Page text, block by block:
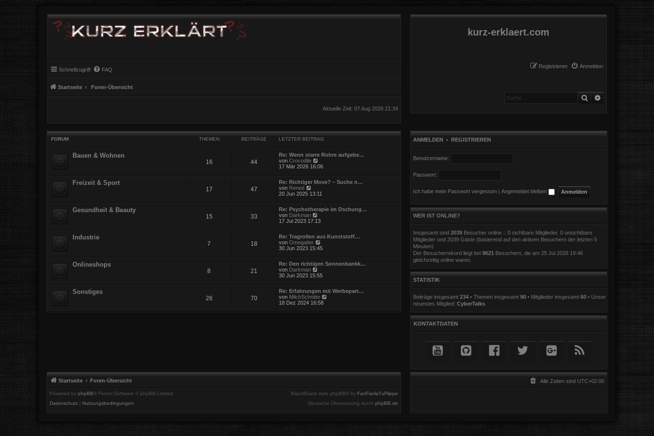
kurz-erklaert.com
Anmelden
Registrieren
Schnellzugriff FAQ
Startseite Foren-Übersicht
Suche Erweiterte Suche
Aktuelle Zeit: 07 Aug 2026 21:34
FORUM THEMEN BEITRÄGE LETZTER BEITRAG
Bauen & Wohnen
16 44
Re: Wenn starre Rohre aufgebe…
vonCrocodile
e
e
s
e
e
i
t
r
a
g
17 Mär 2026 16:06
Freizeit & Sport
17 47
Re: Richtiger Move? – Suche n…
von Reneé
e
e
s
t
e
e
i
t
r
a
g
20 Jun 2025 13:11
Gesundheit & Beauty
15 33
Re: Psychotherapie im Dschung…
von Darkman
e
e
s
t
e
e
i
t
r
a
g
17 Jul 2023 17:13
Industrie
7 18
Re: Tragrollen aus Kunststoff…
vonOmegatier
e
e
s
e
e
i
t
r
30 Jun 2023 15:45
Onlineshops
8 21
Re: Den richtigen Sonnenbankk…
von Darkman
e
e
s
t
e
30 Jun 2023 15:55
Sonstiges
26 70
Re: Erfahrungen mit Werbepart…
von MilchSchnitte
e
a
18 Dez 2024 16:58
ANMELDEN • REGISTRIEREN
Benutzername:
Passwort:
Ich habe mein Passwort vergessen Angemeldet bleiben
WER IST ONLINE?
Insgesamt sind 2039Besucher online :: 0 sichtbare Mitglieder, 0 unsichtbare
Mitglieder und 2039 Gäste (basierend auf den aktiven Besuchern der letzten 5
Minuten)
Der Besucherrekord liegt bei 9621 Besuchern, die am 25 Jul 2026 19:46
gleichzeitig online waren.
STATISTIK
Beiträge insgesamt 234• Themen insgesamt 90• Mitglieder insgesamt 60• Unser
neuestes Mitglied: CyberTalks
KONTAKTDATEN
Alle Zeiten sind UTC+02:00
Startseite Foren-Übersicht
Powered by phpBB® Forum Software © phpBB Limited BlackBoard style phpBB® by FanFanlaTuFlippe
Deutsche Übersetzung durchphpBB.de
Datenschutz | Nutzungsbedingungen